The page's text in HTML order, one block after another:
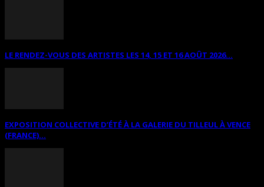
LE RENDEZ-VOUS DES ARTISTES LES 14, 15 ET 16 AOÛT 2026...
EXPOSITION COLLECTIVE D’ÉTÉ À LA GALERIE DU TILLEUL À VENCE
(FRANCE)...